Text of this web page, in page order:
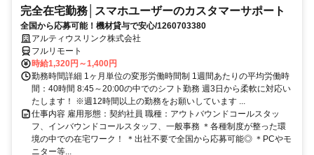
完全在宅勤務│スマホユーザーのカスタマーサポート
全国から応募可能！機材貸与で安心/1260703380
アルティウスリンク株式会社
フルリモート
時給1,320円～1,400円
勤務時間詳細 1ヶ月単位の変形労働時間制 1週間あたりの平均労働時
間：40時間 8:45～20:00の中でのシフト勤務 週3日から柔軟に対応い
たします！ ※週12時間以上の勤務をお願いしています ...
仕事内容 雇用形態：契約社員 職種：アウトバウンドコールスタッ
フ、インバウンドコールスタッフ、一般事務 ＊各種制度が整った環
境の中での在宅ワーク！ ＊出社不要で全国から応募可能◎ ＊PCやモ
ニター等...